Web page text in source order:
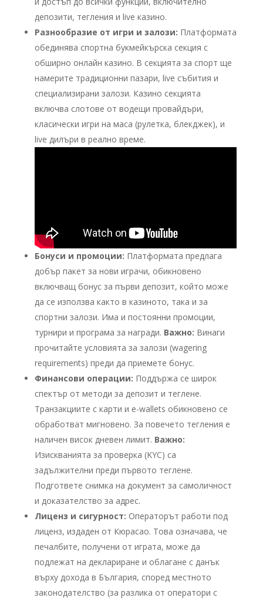
депозити, тегления и live казино.
Разнообразие от игри и залози: Платформата
обединява спортна букмейкърска секция с
обширно онлайн казино. В секцията за спорт ще
намерите традиционни пазари, live събития и
специализирани залози. Казино секцията
включва слотове от водещи провайдъри,
класически игри на маса (рулетка, блекджек), и
live дилъри в реално време.
Бонуси и промоции: Платформата предлага
добър пакет за нови играчи, обикновено
включващ бонус за първи депозит, който може
да се използва както в казиното, така и за
спортни залози. Има и постоянни промоции,
турнири и програма за награди. Важно: Винаги
прочитайте условията за залози (wagering
requirements) преди да приемете бонус.
Финансови операции: Поддържа се широк
спектър от методи за депозит и теглене.
Транзакциите с карти и e-wallets обикновено се
обработват мигновено. За повечето тегления е
наличен висок дневен лимит. Важно:
Изискванията за проверка (KYC) са
задължителни преди първото теглене.
Подгответе снимка на документ за самоличност
и доказателство за адрес.
Лиценз и сигурност: Операторът работи под
лиценз, издаден от Кюрасао. Това означава, че
печалбите, получени от играта, може да
подлежат на деклариране и облагане с данък
върху дохода в България, според местното
законодателство (за разлика от оператори с